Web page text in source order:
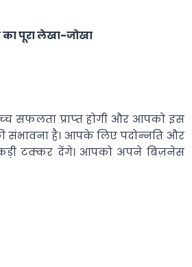
का पूरा लेखा-जोखा
सफलता प्राप्‍त होगी और आपको इस
है। आपके लिए पदोन्‍नति और
कड़ी टक्‍कर देंगे। आपको अपने बिज़नेस